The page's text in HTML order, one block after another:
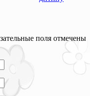
поля отмечены